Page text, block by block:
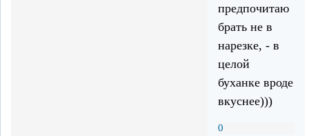
предпочитаю
брать не в
нарезке, - в
целой
буханке вроде
вкуснее)))
0